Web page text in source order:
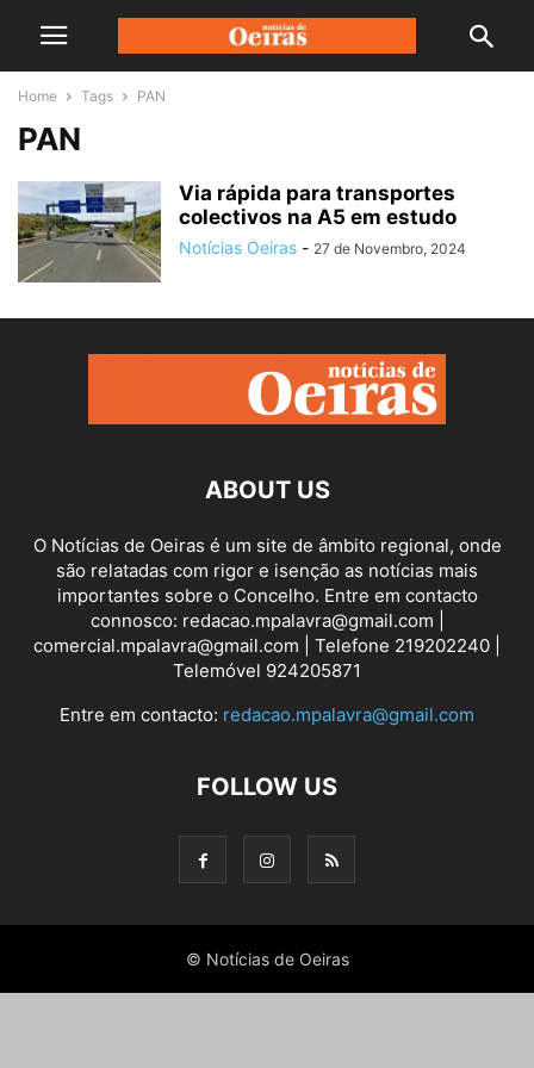
Home Tags PAN
PAN
Via rápida para transportes
colectivos na A5 em estudo
Notícias Oeiras - 27 de Novembro, 2024
ABOUT US
O Notícias de Oeiras é um site de âmbito regional, onde
são relatadas com rigor e isenção as notícias mais
importantes sobre o Concelho. Entre em contacto
connosco: redacao.mpalavra@gmail.com |
comercial.mpalavra@gmail.com | Telefone 219202240 |
Telemóvel 924205871
Entre em contacto: redacao.mpalavra@gmail.com
FOLLOW US
© Notícias de Oeiras